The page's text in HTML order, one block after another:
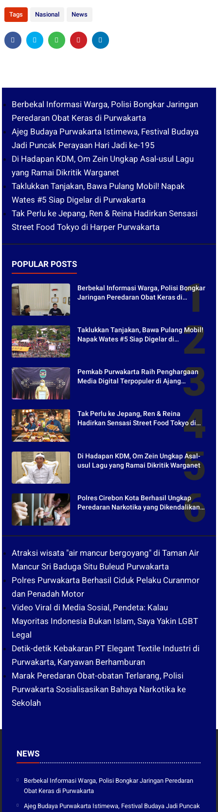
Tags Nasional News
Berbekal Informasi Warga, Polisi Bongkar Jaringan
Peredaran Obat Keras di Purwakarta
Ajeg Budaya Purwakarta Istimewa, Festival Budaya
Jadi Puncak Perayaan Hari Jadi ke-195
Di Hadapan KDM, Om Zein Ungkap Asal-usul Lagu
yang Ramai Dikritik Warganet
Taklukkan Tanjakan, Bawa Pulang Mobil! Napak
Wates #5 Siap Digelar di Purwakarta
Tak Perlu ke Jepang, Ren & Reina Hadirkan Sensasi
Street Food Tokyo di Harper Purwakarta
POPULAR POSTS
Berbekal Informasi Warga, Polisi Bongkar
Jaringan Peredaran Obat Keras di
Taklukkan Tanjakan, Bawa Pulang Mobil!
Napak Wates #5 Siap Digelar di
Pemkab Purwakarta Raih Penghargaan
Media Digital Terpopuler di Ajang
Tak Perlu ke Jepang, Ren & Reina
Hadirkan Sensasi Street Food Tokyo di
Di Hadapan KDM, Om Zein Ungkap Asal-
usul Lagu yang Ramai Dikritik Warganet
Polres Cirebon Kota Berhasil Ungkap
Peredaran Narkotika yang Dikendalikan
Atraksi wisata "air mancur bergoyang" di Taman Air
Mancur Sri Baduga Situ Buleud Purwakarta
Polres Purwakarta Berhasil Ciduk Pelaku Curanmor
dan Penadah Motor
Video Viral di Media Sosial, Pendeta: Kalau
Mayoritas Indonesia Bukan Islam, Saya Yakin LGBT
Legal
Detik-detik Kebakaran PT Elegant Textile Industri di
Purwakarta, Karyawan Berhamburan
Marak Peredaran Obat-obatan Terlarang, Polisi
Purwakarta Sosialisasikan Bahaya Narkotika ke
Sekolah
NEWS
Berbekal Informasi Warga, Polisi Bongkar Jaringan Peredaran
Obat Keras di Purwakarta
Ajeg Budaya Purwakarta Istimewa, Festival Budaya Jadi Puncak